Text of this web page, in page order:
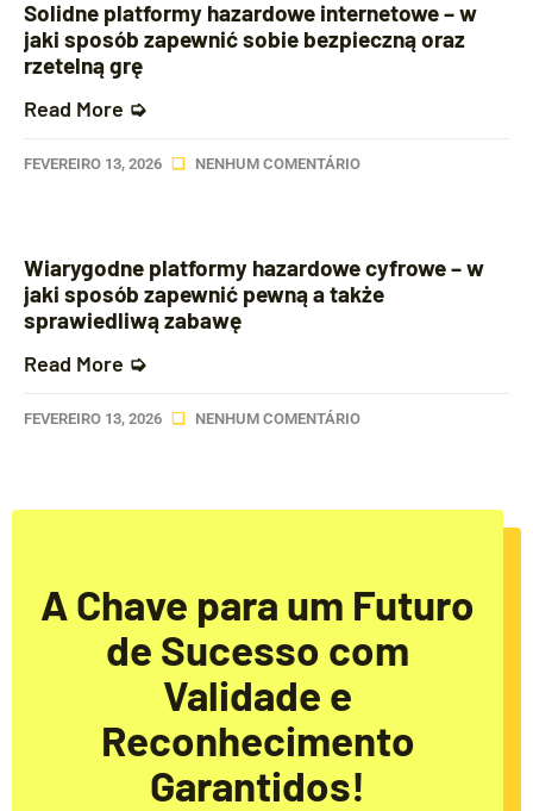
Solidne platformy hazardowe internetowe – w
jaki sposób zapewnić sobie bezpieczną oraz
rzetelną grę
Read More ➭
FEVEREIRO 13, 2026 NENHUM COMENTÁRIO
Wiarygodne platformy hazardowe cyfrowe – w
jaki sposób zapewnić pewną a także
sprawiedliwą zabawę
Read More ➭
FEVEREIRO 13, 2026 NENHUM COMENTÁRIO
A Chave para um Futuro
de Sucesso com
Validade e
Reconhecimento
Garantidos!